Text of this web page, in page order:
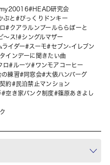
HEAD研究会
ぶと
びっくりドンキー
クアラルンプールららぽーと
〜ス!
シングルマザー
ライダー スーモ
セブン-イレブン
インデーに聞きたい曲
ロ ルーツ
ワンモアコーヒー
の練習 同窓会
大俵ハンバーグ
約
民泊禁止マンション
空き家バンク制度
篠原あきよし